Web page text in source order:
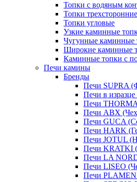
Топки с водяным
Топки трехсторонние
Топки угловые
Узкие каминные
Чугунные каминные
Широкие каминные
Каминные топки с
Печи камины
Бренды
Печи SUPRA
Печи в
Печи
Печи ABX
Печи GUCA
Печи HARK
Печи JOTUL
Печи KRATKI
Печи LA
Печи LISEO
Печи PLAMEN